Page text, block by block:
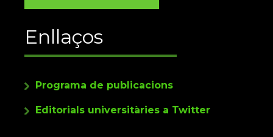
Enllaços
Programa de publicacions
Editorials universitàries a Twitter